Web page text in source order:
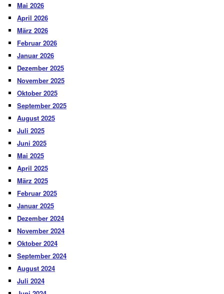
Mai 2026
April 2026
März 2026
Februar 2026
Januar 2026
Dezember 2025
November 2025
Oktober 2025
September 2025
August 2025
Juli 2025
Juni 2025
Mai 2025
April 2025
März 2025
Februar 2025
Januar 2025
Dezember 2024
November 2024
Oktober 2024
September 2024
August 2024
Juli 2024